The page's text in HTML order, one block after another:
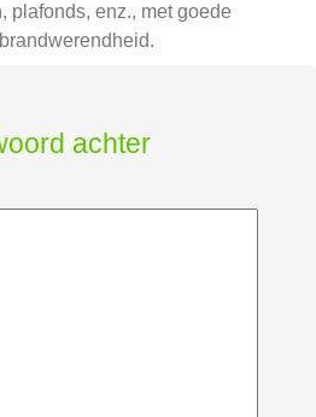
plafonds, enz., met goede
achter